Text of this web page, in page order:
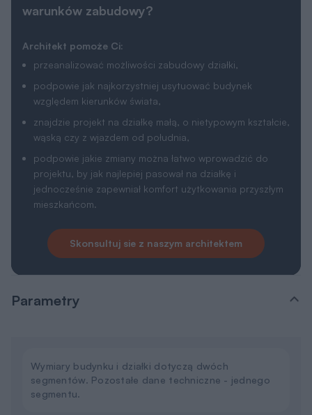
warunków zabudowy?
Architekt pomoże Ci:
przeanalizować możliwości zabudowy działki,
podpowie jak najkorzystniej usytuować budynek
względem kierunków świata,
znajdzie projekt na działkę małą, o nietypowym kształcie,
wąską czy z wjazdem od południa,
podpowie jakie zmiany można łatwo wprowadzić do
projektu, by jak najlepiej pasował na działkę i
jednocześnie zapewniał komfort użytkowania przyszłym
mieszkańcom.
Skonsultuj sie z naszym architektem
Parametry
Wymiary budynku i działki dotyczą dwóch
segmentów. Pozostałe dane techniczne - jednego
segmentu.